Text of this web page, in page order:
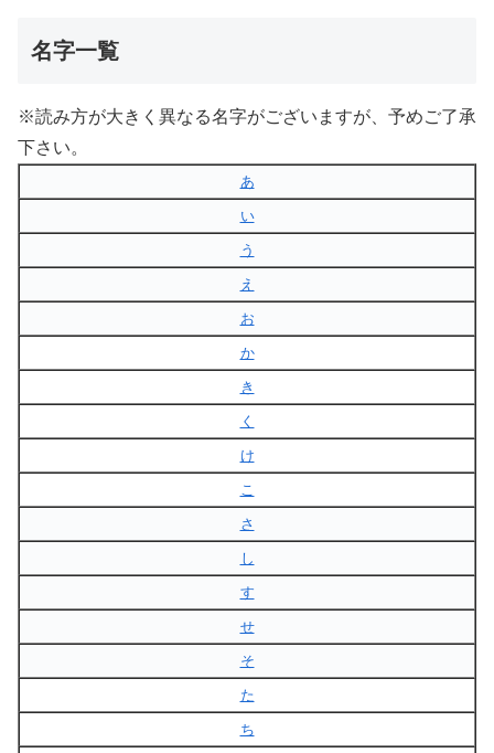
名字一覧
※読み方が大きく異なる名字がございますが、予めご了承
下さい。
あ
い
う
え
お
か
き
く
け
こ
さ
し
す
せ
そ
た
ち